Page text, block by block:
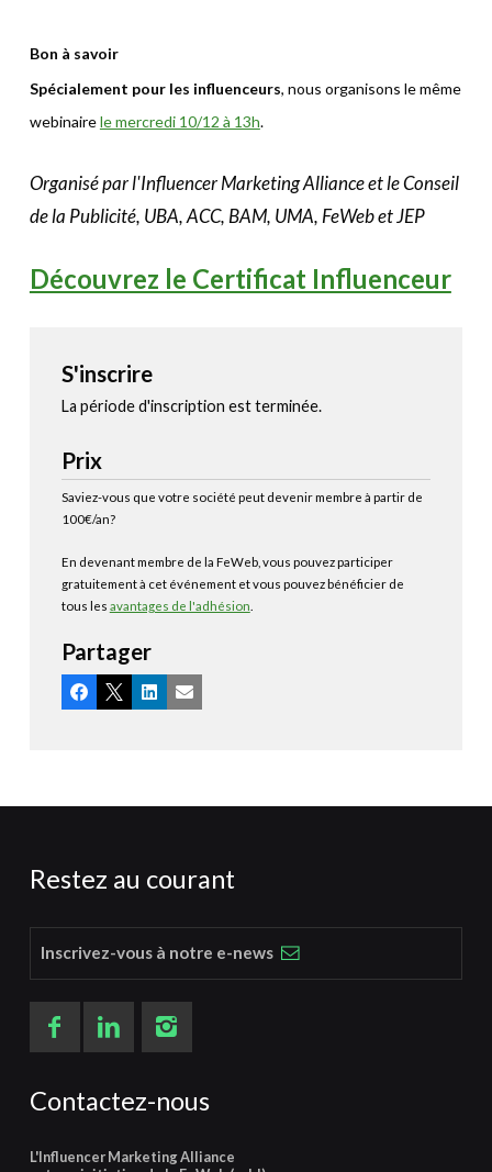
Bon à savoir
Spécialement pour les influenceurs, nous organisons le même
webinairele mercredi 10/12 à 13h.
Organisé par l'Influencer Marketing Alliance et le Conseil
de la Publicité, UBA, ACC, BAM, UMA, FeWeb et JEP
Découvrez le Certificat Influenceur
S'inscrire
La période d'inscription est terminée.
Prix
Saviez-vous que votre société peut devenir membre à partir de
100€/an?
En devenant membre de la FeWeb, vous pouvez participer
gratuitement à cet événement et vous pouvez bénéficier de
tous les avantages de l'adhésion
Partager
Facebook
X LinkedIn
Email
Restez au courant
Inscrivez-vous à notre e-news
Contactez-nous
L'Influencer Marketing Alliance